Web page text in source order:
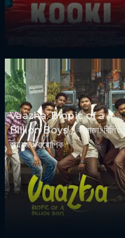
Vaazha: Biopic of a
Billion Boys / ভায়াজা: বিলিয়ন
বয়েজের বায়োপিক